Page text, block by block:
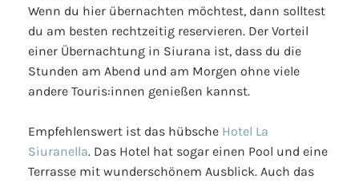
Wenn du hier übernachten möchtest, dann solltest
du am besten rechtzeitig reservieren. Der Vorteil
einer Übernachtung in Siurana ist, dass du die
Stunden am Abend und am Morgen ohne viele
andere Touris:innen genießen kannst.
Empfehlenswert ist das hübsche Hotel La
Siuranella. Das Hotel hat sogar einen Pool und eine
Terrasse mit wunderschönem Ausblick. Auch das